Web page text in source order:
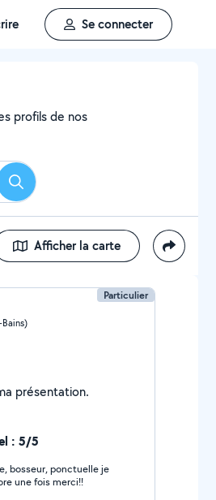
Se connecter
profils de nos
Rechercher
Afficher la carte
Particulier
Je n'ai pas encore renseigné ma présentation.
: 5/5
bosseur, ponctuelle je
une fois merci!!